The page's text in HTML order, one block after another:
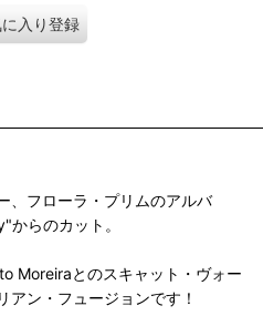
入り登録
、フローラ・プリムのアルバ
らのカット。
Moreiraとのスキャット・ヴォー
アン・フュージョンです！